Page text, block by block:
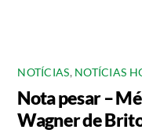
NOTÍCIAS, NOTÍCIAS
Nota pesar –
Wagner de